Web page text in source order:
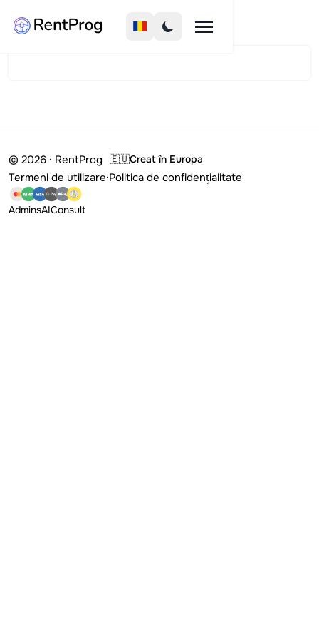
© 2026 · RentProg 🇪🇺Creat în Europa
Termeni de utilizare·Politica de confidențialitate
AdminsAIConsult